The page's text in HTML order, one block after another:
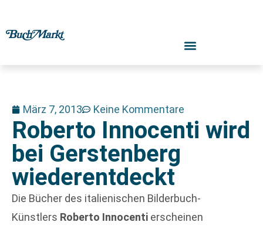
März 7, 2013 Keine Kommentare
Roberto Innocenti wird
bei Gerstenberg
wiederentdeckt
Die Bücher des italienischen Bilderbuch-
Künstlers Roberto Innocenti erscheinen